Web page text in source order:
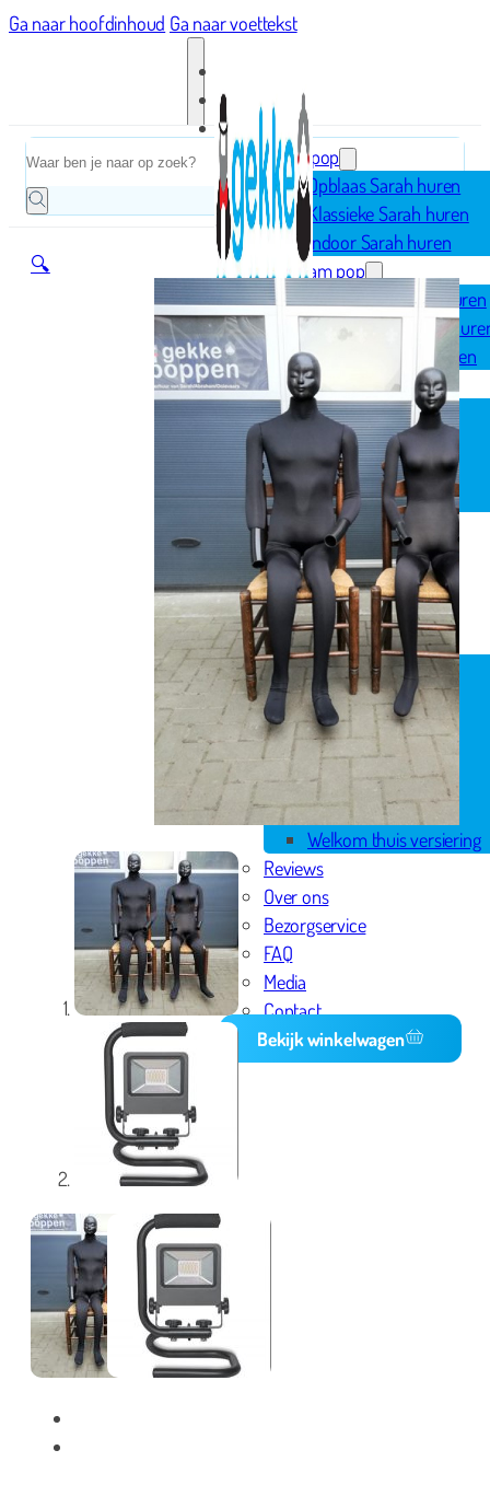
Ga naar hoofdinhoud Ga naar voettekst
Home
Sarah pop
Opblaas Sarah huren
Klassieke Sarah huren
Indoor Sarah huren
Abraham pop
Opblaas Abraham huren
Klassieke Abraham
Indoor Abraham huren
Geboorte
Opblaasfiguren
Geboorteborden
Ooievaar op nest
Spandoek geboorte
Huwelijk
Pensioen
Skytubes
Rode loper
Versiering
Geboorte versiering
Geslaagd versiering
Huwelijk versiering
Pensioen versiering
Verjaardag versiering
Voordeelpakketten
Welkom thuis versiering
Reviews
Over ons
Bezorgservice
FAQ
Media
Contact
Bekijk winkelwagen
Zoeken
🔍